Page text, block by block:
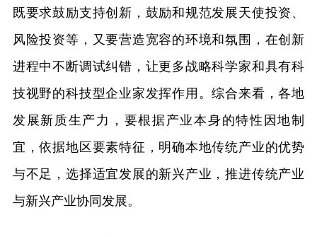
既要求鼓励支持创新，鼓励和规范发展天使投资、
风险投资等，又要营造宽容的环境和氛围，在创新
进程中不断调试纠错，让更多战略科学家和具有科
技视野的科技型企业家发挥作用。综合来看，各地
发展新质生产力，要根据产业本身的特性因地制
宜，依据地区要素特征，明确本地传统产业的优势
与不足，选择适宜发展的新兴产业，推进传统产业
与新兴产业协同发展。